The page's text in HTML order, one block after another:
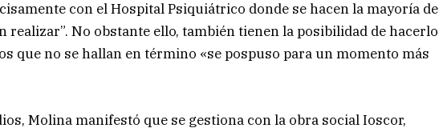
con el Hospital Psiquiátrico donde se hacen la mayoría de
realizar”. No obstante ello, también tienen la posibilidad de hacerlo
que no se hallan en término «se pospuso para un momento más
Molina manifestó que se gestiona con la obra social Ioscor,